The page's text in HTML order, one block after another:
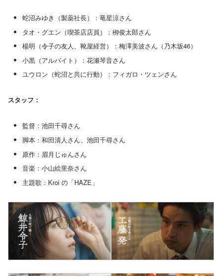
蛇沼みゆき（製薬社長）：竜星涼さん
タオ・グエン（喫茶店店員）：栁俊太郎さん
楊明（令子の友人、靴屋経営）：梅澤美波さん（乃木坂46）
小黒（アルバイト）：花瀬琴音さん
ユウロン（蛇沼と共に行動）：フィガロ・ツェンさん
スタッフ：
監督：池田千尋さん
脚本：和田清人さん、池田千尋さん
原作：眉月じゅんさん
音楽：小山絵里奈さん
主題歌：Kroi の「HAZE」